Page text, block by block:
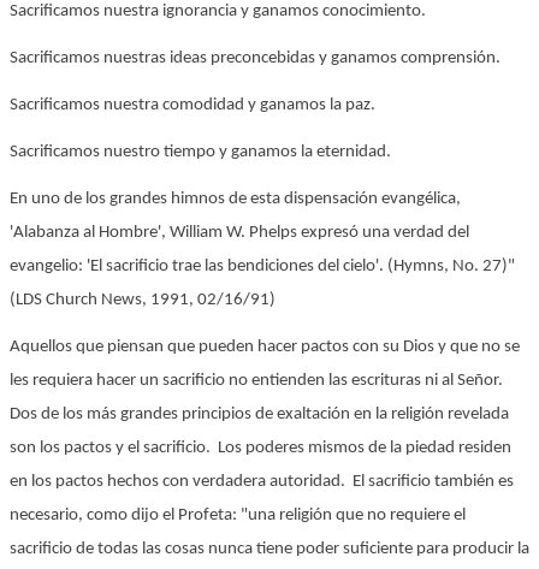
Sacrificamos nuestra ignorancia y ganamos conocimiento.
Sacrificamos nuestras ideas preconcebidas y ganamos comprensión.
Sacrificamos nuestra comodidad y ganamos la paz.
Sacrificamos nuestro tiempo y ganamos la eternidad.
En uno de los grandes himnos de esta dispensación evangélica,
'Alabanza al Hombre', William W. Phelps expresó una verdad del
evangelio: 'El sacrificio trae las bendiciones del cielo'. (Hymns, No. 27)"
(LDS Church News, 1991, 02/16/91)
Aquellos que piensan que pueden hacer pactos con su Dios y que no se
les requiera hacer un sacrificio no entienden las escrituras ni al Señor.
Dos de los más grandes principios de exaltación en la religión revelada
son los pactos y el sacrificio. Los poderes mismos de la piedad residen
en los pactos hechos con verdadera autoridad. El sacrificio también es
necesario, como dijo el Profeta: "una religión que no requiere el
sacrificio de todas las cosas nunca tiene poder suficiente para producir la